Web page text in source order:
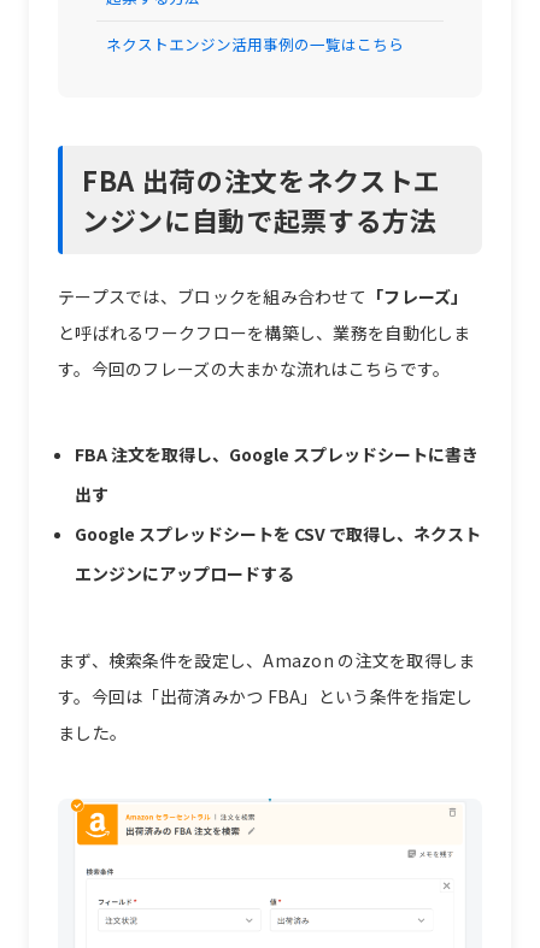
ネクストエンジン活用事例の一覧はこちら
FBA 出荷の注文をネクストエ
ンジンに自動で起票する方法
テープスでは、ブロックを組み合わせて 「フレーズ」
と呼ばれるワークフローを構築し、業務を自動化しま
す。今回のフレーズの大まかな流れはこちらです。
FBA 注文を取得し、Google スプレッドシートに書き
出す
Google スプレッドシートを CSV で取得し、ネクスト
エンジンにアップロードする
まず、検索条件を設定し、Amazon の注文を取得しま
す。今回は「出荷済みかつ FBA」という条件を指定し
ました。